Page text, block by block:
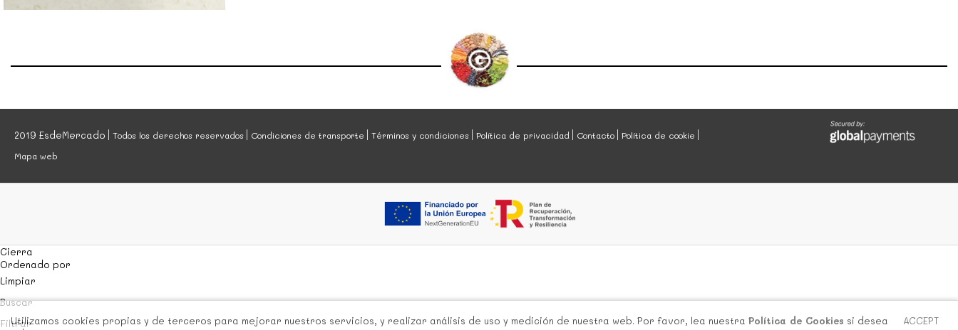
2019 EsdeMercado Todos los derechos reservados Condiciones de transporte Términos y condiciones Política de privacidad Contacto
Política de cookie
Mapa web
ACCEPT
Utilizamos cookies propias y de terceros para mejorar nuestros servicios, y realizar análisis de uso y medición de nuestra web. Por favor, lea nuestra Política de Cookies si desea
Cierra
Ordenado por
Limpiar
Buscar
Filtrar